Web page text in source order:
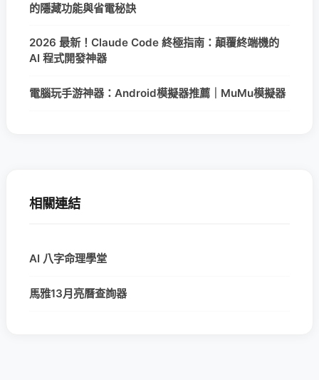
的隱藏功能與省電秘訣
2026 最新！Claude Code 終極指南：顛覆終端機的
AI 程式開發神器
電腦玩手游神器：Android模擬器推薦｜MuMu模擬器
相關連結
AI 八字命理學堂
馬雅13月亮曆查詢器